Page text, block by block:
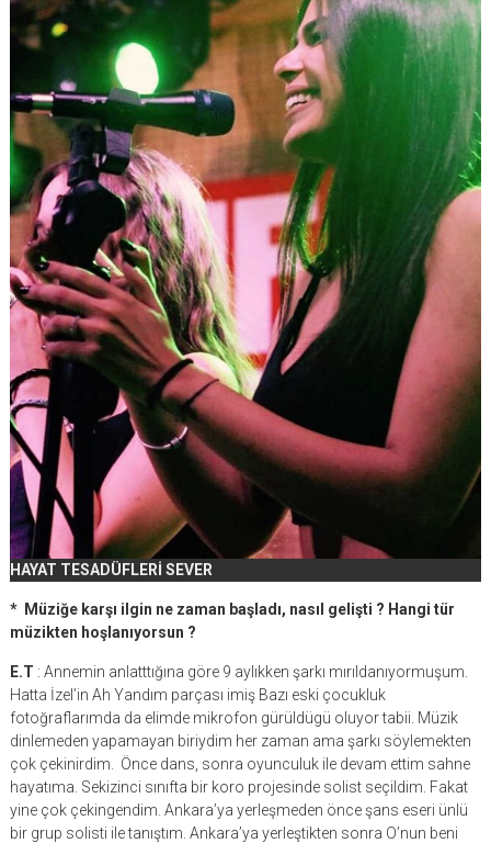
HAYAT TESADÜFLERİ SEVER
* Müziğe karşı ilgin ne zaman başladı, nasıl gelişti ? Hangi tür
müzikten hoşlanıyorsun ?
E.T : Annemin anlatttığına göre 9 aylıkken şarkı mırıldanıyormuşum.
Hatta İzel’in Ah Yandım parçası imiş Bazı eski çocukluk
fotoğraflarımda da elimde mikrofon gürüldügü oluyor tabii. Müzik
dinlemeden yapamayan biriydim her zaman ama şarkı söylemekten
çok çekinirdim. Önce dans, sonra oyunculuk ile devam ettim sahne
hayatıma. Sekizinci sınıfta bir koro projesinde solist seçildim. Fakat
yine çok çekingendim. Ankara’ya yerleşmeden önce şans eseri ünlü
bir grup solisti ile tanıştım. Ankara’ya yerleştikten sonra O’nun beni